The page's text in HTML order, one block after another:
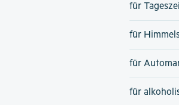
für
für
für
für